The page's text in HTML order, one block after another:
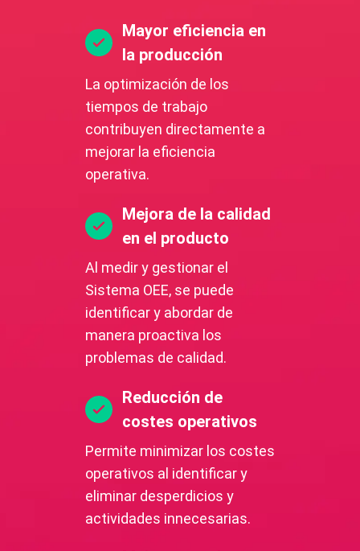
Mayor eficiencia en
la producción
La optimización de los
tiempos de trabajo
contribuyen directamente a
mejorar la eficiencia
operativa.
Mejora de la calidad
en el producto
Al medir y gestionar el
Sistema OEE, se puede
identificar y abordar de
manera proactiva los
problemas de calidad.
Reducción de
costes operativos
Permite minimizar los costes
operativos al identificar y
eliminar desperdicios y
actividades innecesarias.